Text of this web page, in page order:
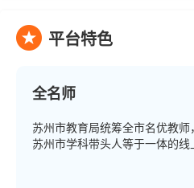
平台特色
全名师
苏州市教育局统筹全市名优教
苏州市学科带头人等于一体的